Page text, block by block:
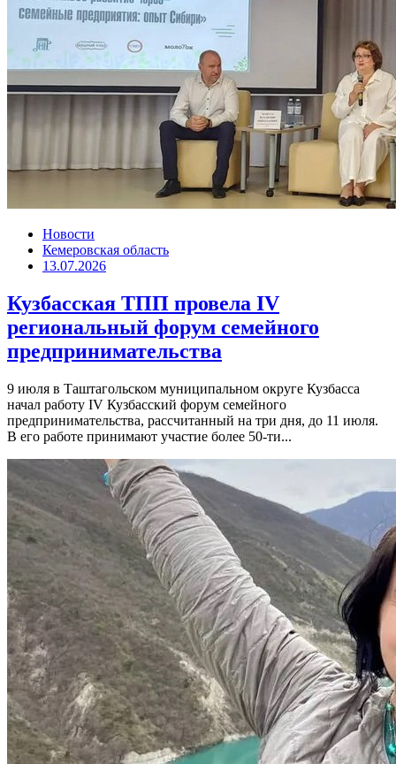
Новости
Кемеровская область
13.07.2026
Кузбасская ТПП провела IV
региональный форум семейного
предпринимательства
9 июля в Таштагольском муниципальном округе Кузбасса
начал работу IV Кузбасский форум семейного
предпринимательства, рассчитанный на три дня, до 11 июля.
В его работе принимают участие более 50-ти...